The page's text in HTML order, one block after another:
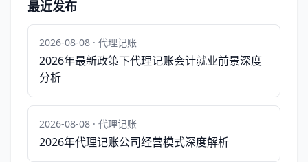
最近发布
2026-08-08 · 代理记账
2026年最新政策下代理记账会计就业前景深度
分析
2026-08-08 · 代理记账
2026年代理记账公司经营模式深度解析